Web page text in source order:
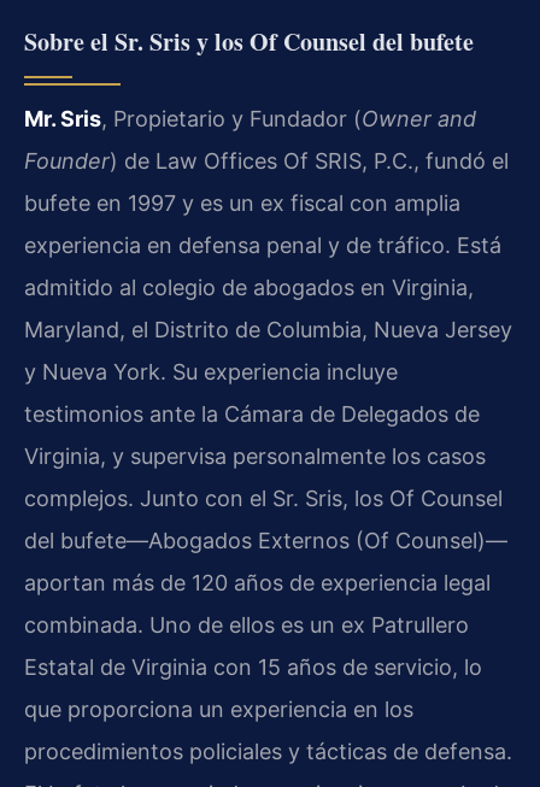
Sobre el Sr. Sris y los Of Counsel del bufete
Mr. Sris, Propietario y Fundador (Owner and
Founder) de Law Offices Of SRIS, P.C., fundó el
bufete en 1997 y es un ex fiscal con amplia
experiencia en defensa penal y de tráfico. Está
admitido al colegio de abogados en Virginia,
Maryland, el Distrito de Columbia, Nueva Jersey
y Nueva York. Su experiencia incluye
testimonios ante la Cámara de Delegados de
Virginia, y supervisa personalmente los casos
complejos. Junto con el Sr. Sris, los Of Counsel
del bufete—Abogados Externos (Of Counsel)—
aportan más de 120 años de experiencia legal
combinada. Uno de ellos es un ex Patrullero
Estatal de Virginia con 15 años de servicio, lo
que proporciona un experiencia en los
procedimientos policiales y tácticas de defensa.